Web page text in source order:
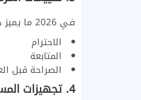
في 2026 ما يميز دكتور أحمد السيد هو أن التقييمات لا تتحدث فقط عن النتيجة، بل عن:
الاحترام
المتابعة
الصراحة قبل
4. تجهيزات المستشفيات